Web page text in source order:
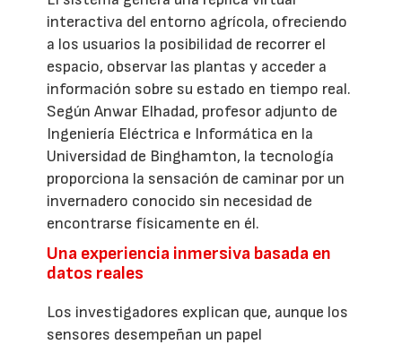
interactiva del entorno agrícola, ofreciendo
a los usuarios la posibilidad de recorrer el
espacio, observar las plantas y acceder a
información sobre su estado en tiempo real.
Según Anwar Elhadad, profesor adjunto de
Ingeniería Eléctrica e Informática en la
Universidad de Binghamton, la tecnología
proporciona la sensación de caminar por un
invernadero conocido sin necesidad de
encontrarse físicamente en él.
Una experiencia inmersiva basada en
datos reales
Los investigadores explican que, aunque los
sensores desempeñan un papel